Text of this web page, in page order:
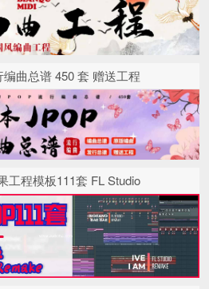
曲总谱 450 套 赠送工程
工程模板111套 FL Studio